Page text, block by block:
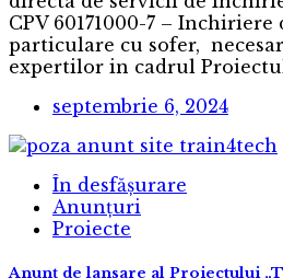
CPV 60171000-7 –
particulare cu sofer,
expertilor in cadrul
septembrie 6, 2024
În desfășurare
Anunțuri
Proiecte
Anunț de lansare al Proiectului